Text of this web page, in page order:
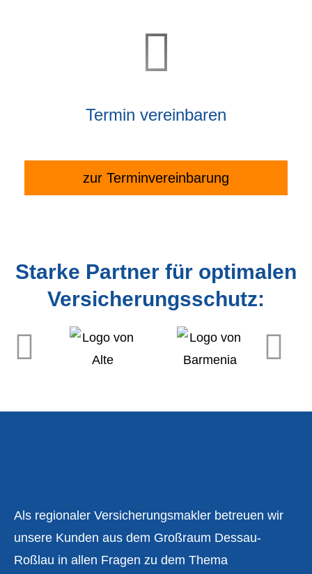
Termin ver­ein­baren
zur Terminvereinbarung
Starke Partner für optimalen
Versicherungsschutz:
Als regionaler Ver­sicherungs­makler betreuen wir
unsere Kunden aus dem Großraum Dessau-
Roßlau in allen Fragen zu dem Thema